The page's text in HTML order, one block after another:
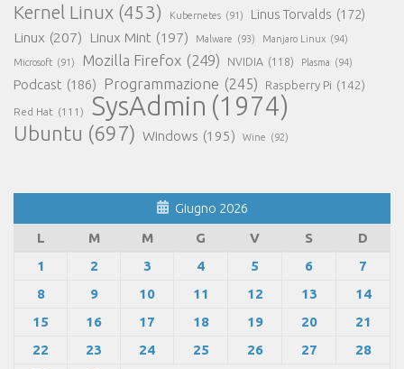
Kernel Linux (453) Kubernetes (91) Linus Torvalds (172)
Linux (207) Linux Mint (197) Malware (93) Manjaro Linux (94)
Microsoft (91) Mozilla Firefox (249) NVIDIA (118) Plasma (94)
Podcast (186) Programmazione (245) Raspberry Pi (142)
Red Hat (111) SysAdmin (1974)
Ubuntu (697) Windows (195) Wine (92)
Giugno 2026
L
M M G V S
D
1
2 3 4 5 6
7
8
9 10 11 12 13
14
15
16 17 18 19 20
21
22
23 24 25 26 27
28